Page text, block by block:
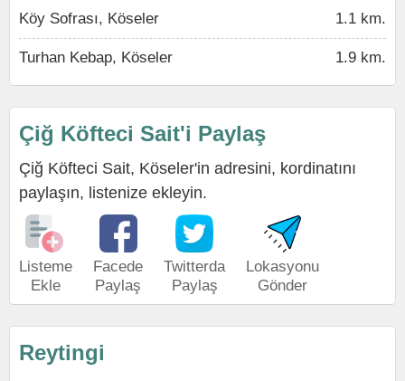
Köy Sofrası, Köseler 1.1 km.
Turhan Kebap, Köseler 1.9 km.
Çiğ Köfteci Sait'i Paylaş
Çiğ Köfteci Sait, Köseler'in adresini, kordinatını
paylaşın, listenize ekleyin.
Listeme
Ekle
Facede
Paylaş
Twitterda
Paylaş
Lokasyonu
Gönder
Reytingi